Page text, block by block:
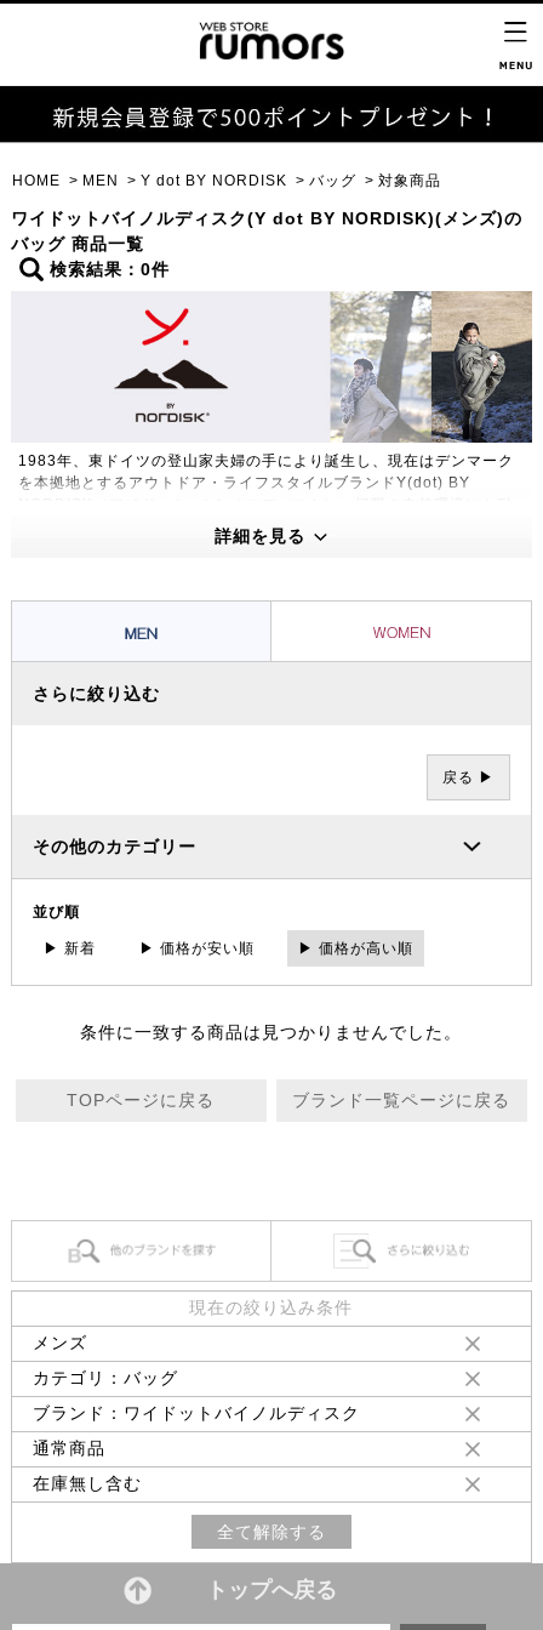
HOME MEN Y dot BY NORDISK バッグ 対象商品
ワイドットバイノルディスク(Y dot BY NORDISK)(メンズ)の
バッグ 商品一覧
検索結果：0件
1983年、東ドイツの登山家夫婦の手により誕生し、現在はデンマーク
を本拠地とするアウトドア・ライフスタイルブランドY(dot) BY
えうる高い機能性・保温性をもつプロダクトは、アウトドアのプロフェ
ッショナルたちから信頼を集め、数々の過酷な冒険やレースを支えてき
詳細を見る
さらに絞り込む
戻る ▶
その他のカテゴリー
並び順
▶ 新着 ▶ 価格が安い順 ▶ 価格が高い順
条件に一致する商品は見つかりませんでした。
TOPページに戻る ブランド一覧ページに戻る
現在の絞り込み条件
メンズ
カテゴリ：バッグ
ブランド：ワイドットバイノルディスク
通常商品
在庫無し含む
全て解除する
トップへ戻る